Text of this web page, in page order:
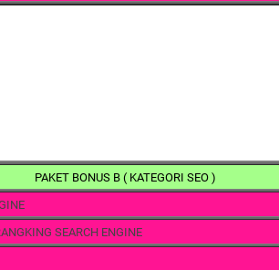
PAKET BONUS B ( KATEGORI SEO )
SEARCH ENGINE